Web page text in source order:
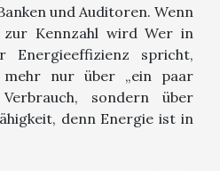
und Auditoren. Wenn
zur Kennzahl wird Wer in
Energieeffizienz spricht,
nur über „ein paar
sondern über
denn Energie ist in